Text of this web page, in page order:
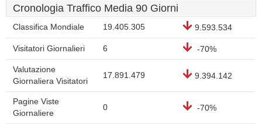
Cronologia Traffico Media 90 Giorni
Classifica Mondiale 19.405.305 9.593.534
Visitatori Giornalieri 6 -70%
Valutazione
Giornaliera Visitatori
17.891.479 9.394.142
Pagine Viste
Giornaliere
0 -70%